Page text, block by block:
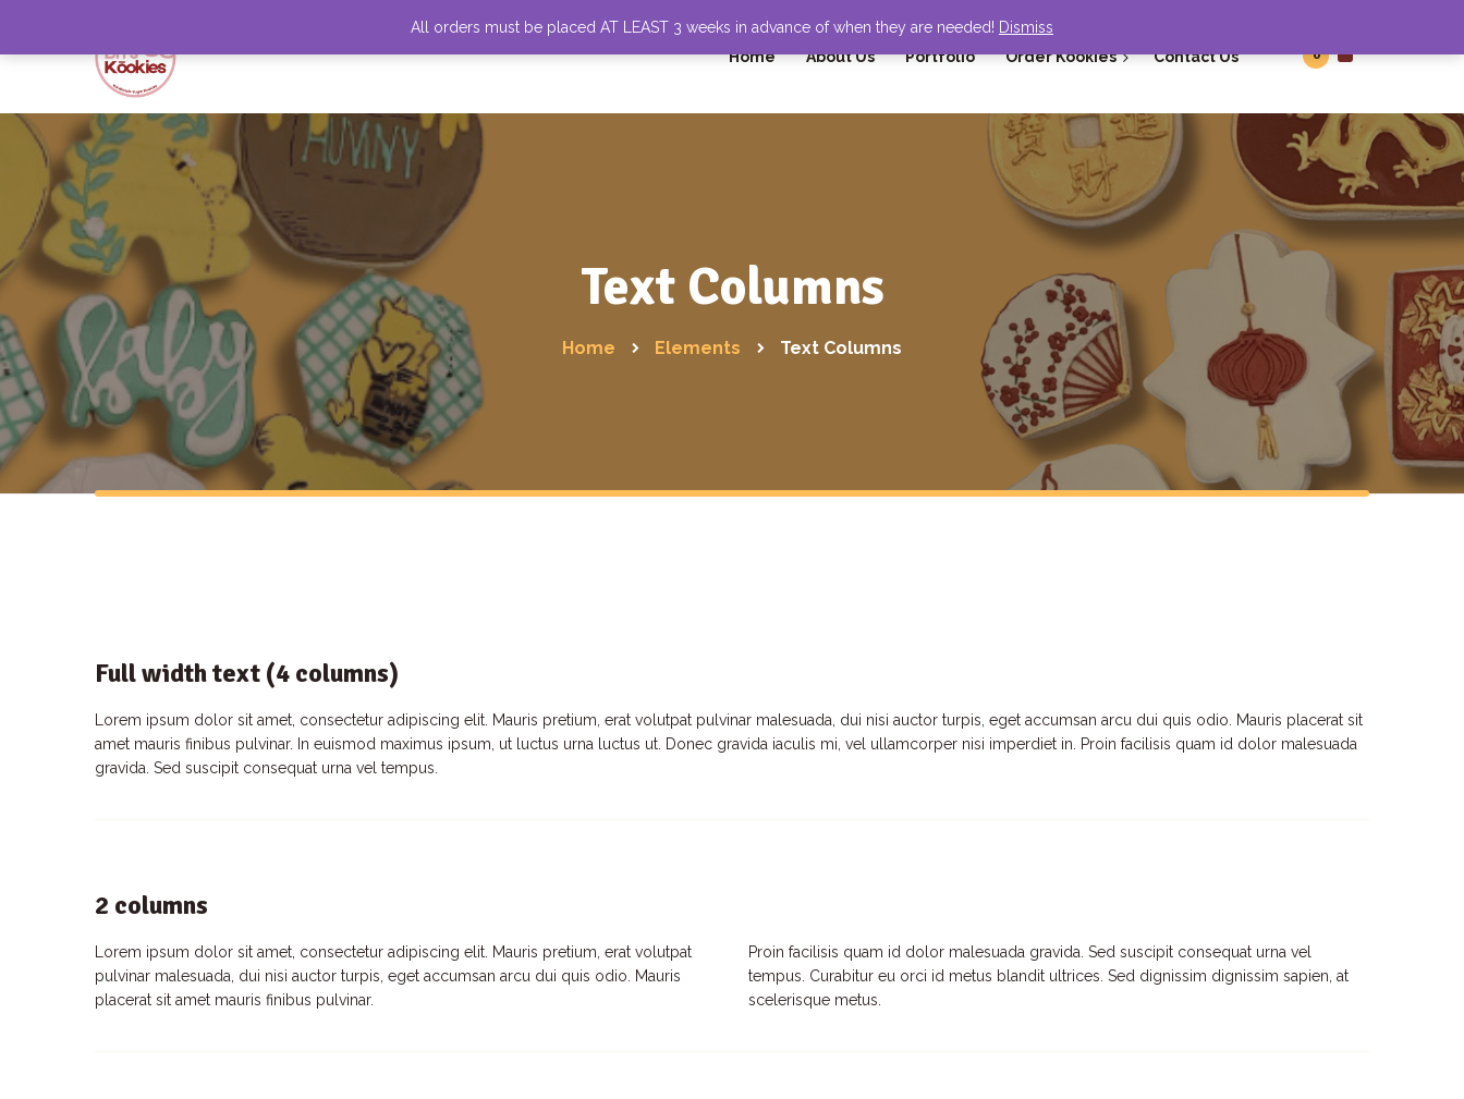
Home About Us Portfolio Order Kookies Contact Us 0
Text Columns
Home Elements Text Columns
Full width text (4 columns)
Lorem ipsum dolor sit amet, consectetur adipiscing elit. Mauris pretium, erat volutpat pulvinar malesuada, dui nisi auctor turpis, eget accumsan arcu dui quis odio. Mauris placerat sit
amet mauris finibus pulvinar. In euismod maximus ipsum, ut luctus urna luctus ut. Donec gravida iaculis mi, vel ullamcorper nisi imperdiet in. Proin facilisis quam id dolor malesuada
gravida. Sed suscipit consequat urna vel tempus.
2 columns
Lorem ipsum dolor sit amet, consectetur adipiscing elit. Mauris pretium, erat volutpat
pulvinar malesuada, dui nisi auctor turpis, eget accumsan arcu dui quis odio. Mauris
placerat sit amet mauris finibus pulvinar.
Proin facilisis quam id dolor malesuada gravida. Sed suscipit consequat urna vel
tempus. Curabitur eu orci id metus blandit ultrices. Sed dignissim dignissim sapien, at
scelerisque metus.
All orders must be placed AT LEAST 3 weeks in advance of when they are needed! Dismiss